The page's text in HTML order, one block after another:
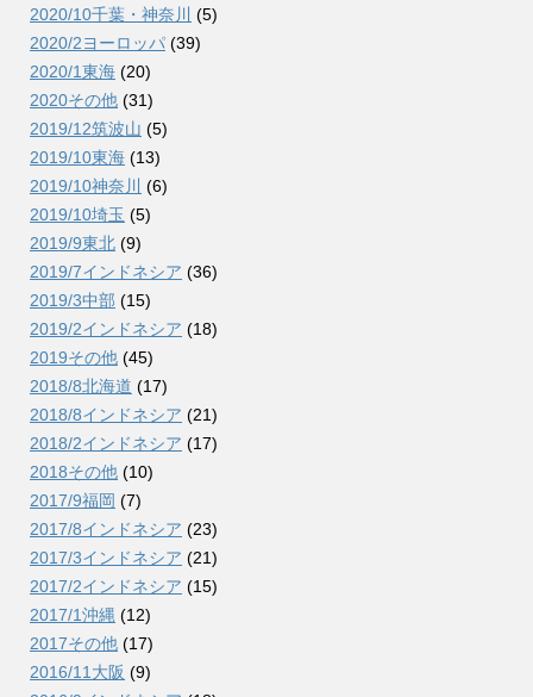
2020/10千葉・神奈川
(5)
2020/2ヨーロッパ (39)
2020/1東海 (20)
2020その他 (31)
2019/12筑波山 (5)
2019/10東海 (13)
2019/10神奈川
(6)
2019/10埼玉 (5)
2019/9東北 (9)
2019/7インドネシア (36)
2019/3中部 (15)
2019/2インドネシア (18)
2019その他 (45)
2018/8北海道 (17)
2018/8インドネシア (21)
2018/2インドネシア (17)
2018その他 (10)
2017/9福岡 (7)
2017/8インドネシア (23)
2017/3インドネシア (21)
2017/2インドネシア (15)
2017/1沖縄 (12)
2017その他 (17)
2016/11大阪 (9)